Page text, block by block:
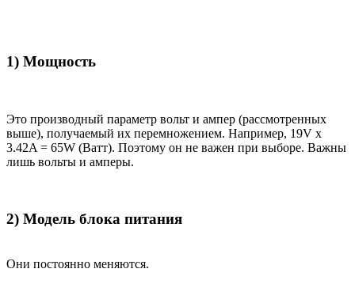
1) Мощность
Это производный параметр вольт и ампер (рассмотренных
выше), получаемый их перемножением. Например, 19V x
3.42A = 65W (Ватт). Поэтому он не важен при выборе. Важны
лишь вольты и амперы.
2) Модель блока питания
Они постоянно меняются.